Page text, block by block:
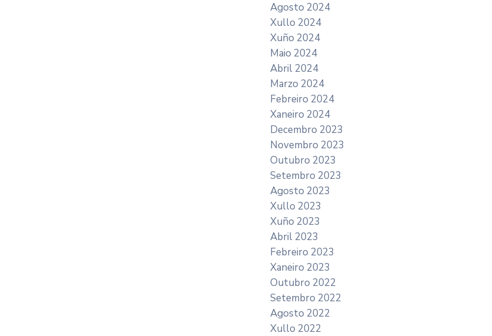
Agosto 2024
Xullo 2024
Xuño 2024
Maio 2024
Abril 2024
Marzo 2024
Febreiro 2024
Xaneiro 2024
Decembro 2023
Novembro 2023
Outubro 2023
Setembro 2023
Agosto 2023
Xullo 2023
Xuño 2023
Abril 2023
Febreiro 2023
Xaneiro 2023
Outubro 2022
Setembro 2022
Agosto 2022
Xullo 2022